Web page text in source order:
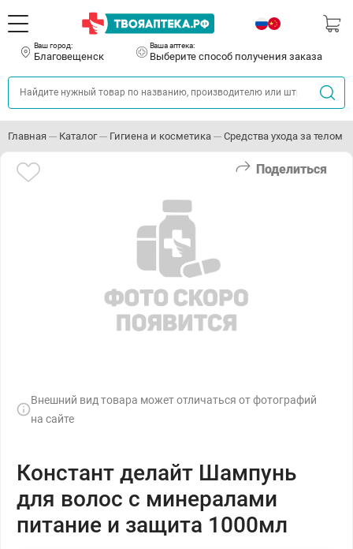
Ваш город:
Благовещенск
Ваша аптека:
Выберите способ получения заказа
Главная Каталог Гигиена и косметика Средства ухода за телом
Поделиться
Внешний вид товара может отличаться от фотографий
на сайте
Констант делайт Шампунь
для волос с минералами
питание и защита 1000мл